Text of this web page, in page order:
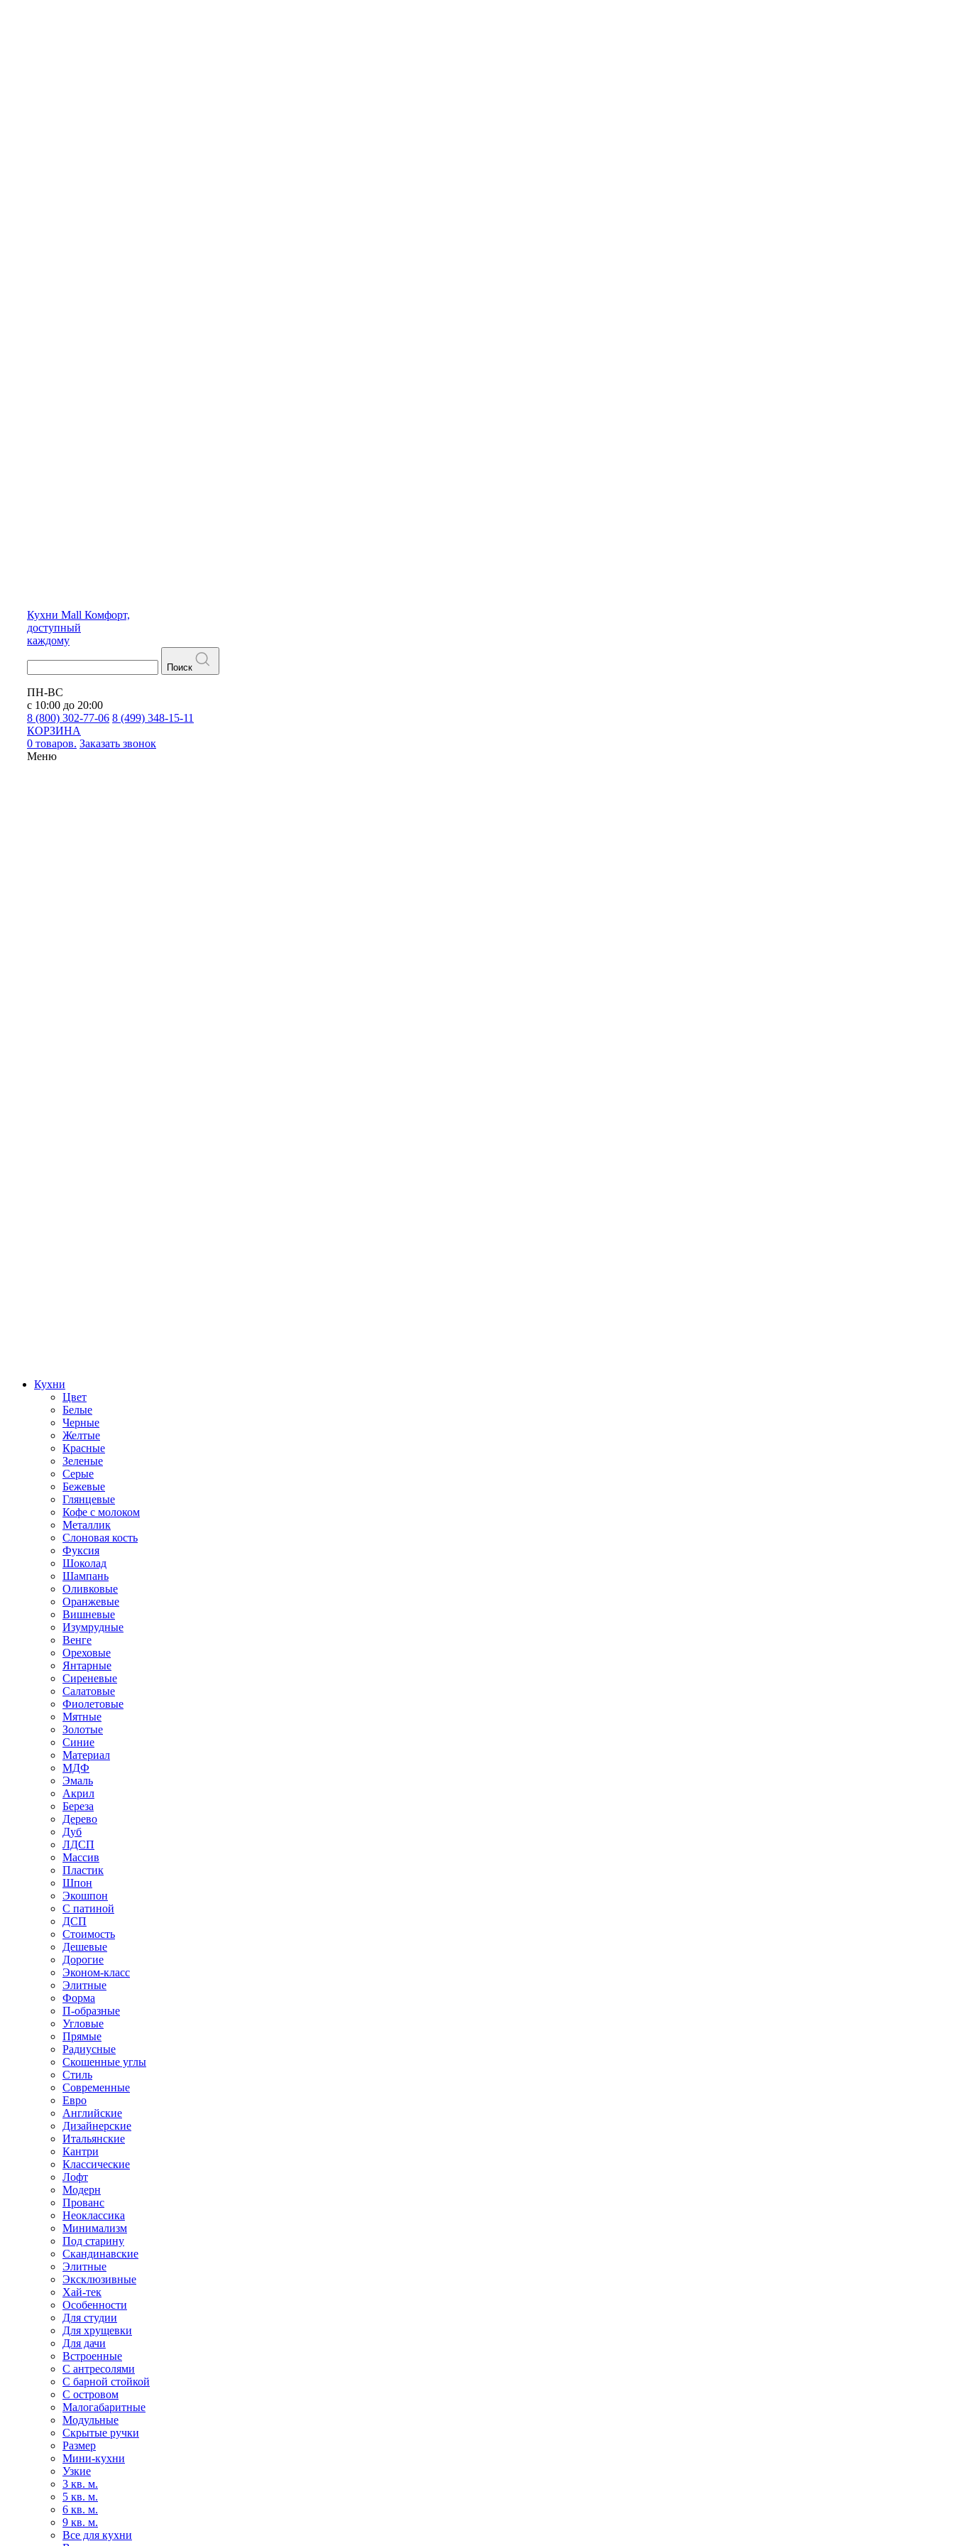
Кухни Mall Комфорт,
доступный
каждому
Поиск
ПН-ВС
с 10:00 до 20:00
8 (800) 302-77-06 8 (499) 348-15-11
КОРЗИНА
0 товаров. Заказать звонок
Меню
Кухни
Цвет
Белые
Черные
Желтые
Красные
Зеленые
Серые
Бежевые
Глянцевые
Кофе с молоком
Металлик
Слоновая кость
Фуксия
Шоколад
Шампань
Оливковые
Оранжевые
Вишневые
Изумрудные
Венге
Ореховые
Янтарные
Сиреневые
Салатовые
Фиолетовые
Мятные
Золотые
Синие
Материал
МДФ
Эмаль
Акрил
Береза
Дерево
Дуб
ЛДСП
Массив
Пластик
Шпон
Экошпон
С патиной
ДСП
Стоимость
Дешевые
Дорогие
Эконом-класс
Элитные
Форма
П-образные
Угловые
Прямые
Радиусные
Скошенные углы
Стиль
Современные
Евро
Английские
Дизайнерские
Итальянские
Кантри
Классические
Лофт
Модерн
Прованс
Неоклассика
Минимализм
Под старину
Скандинавские
Элитные
Эксклюзивные
Хай-тек
Особенности
Для студии
Для хрущевки
Для дачи
Встроенные
С антресолями
С барной стойкой
С островом
Малогабаритные
Модульные
Скрытые ручки
Размер
Мини-кухни
Узкие
3 кв. м.
5 кв. м.
6 кв. м.
9 кв. м.
Все для кухни